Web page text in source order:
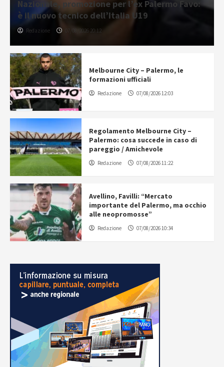
Nazionale, promozione per l’ex Palermo Favo:
è il nuovo tecnico dell’Italia U19
Redazione 07/08/2026 20:12
Melbourne City – Palermo, le
formazioni ufficiali
Redazione 07/08/2026 12:03
Regolamento Melbourne City –
Palermo: cosa succede in caso di
pareggio / Amichevole
Redazione 07/08/2026 11:22
Avellino, Favilli: “Mercato
importante del Palermo, ma occhio
alle neopromosse”
Redazione 07/08/2026 10:34